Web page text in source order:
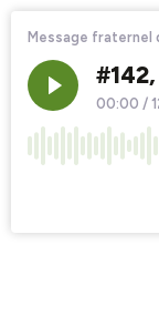
Message fraternel
00:00 /